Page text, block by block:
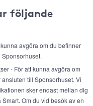
följande
avgöra om du befinner
- För att kunna avgöra om
till Sponsorhuset. Vi
sker endast mellan dig
Om du vid besök av en